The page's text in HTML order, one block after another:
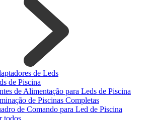
de Leds
de Piscina
de Alimentação para Leds de Piscina
de Piscinas Completas
de Comando para Led de Piscina
todos